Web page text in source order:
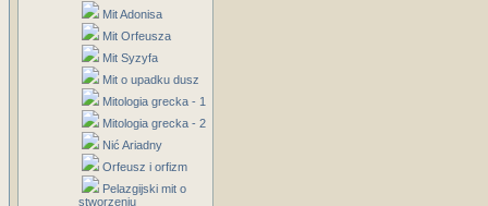
Mit Adonisa
Mit Orfeusza
Mit Syzyfa
Mit o upadku dusz
Mitologia grecka - 1
Mitologia grecka - 2
Nić Ariadny
Orfeusz i orfizm
Pelazgijski mit o
stworzeniu